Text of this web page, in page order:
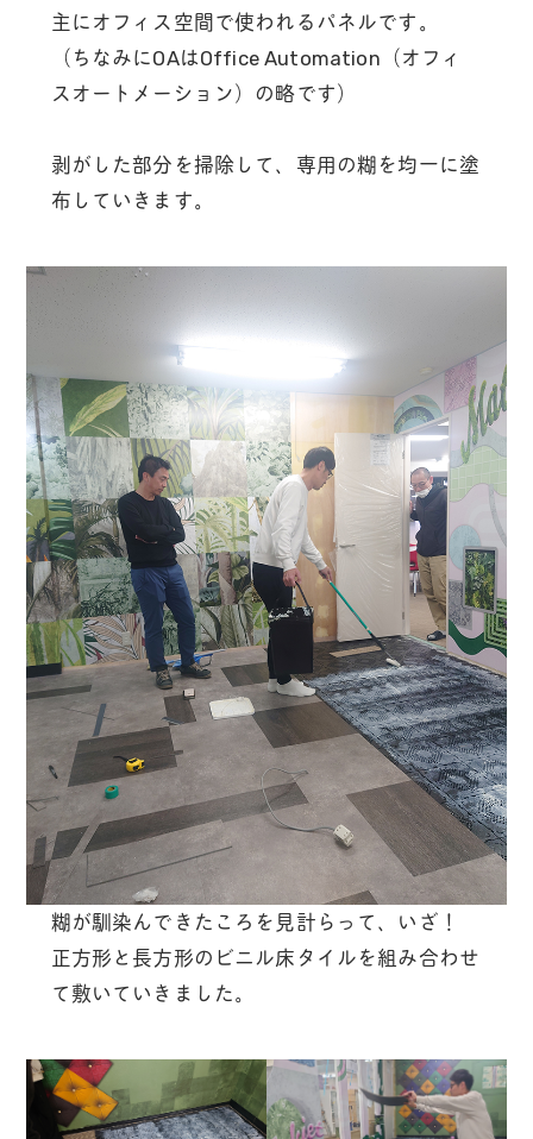
主にオフィス空間で使われるパネルです。
（ちなみにOAはOffice Automation（オフィ
スオートメーション）の略です）
剥がした部分を掃除して、専用の糊を均一に塗
布していきます。
糊が馴染んできたころを見計らって、いざ！
正方形と長方形のビニル床タイルを組み合わせ
て敷いていきました。